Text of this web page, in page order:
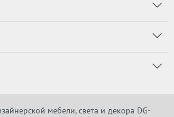
мебели, света и декора DG-